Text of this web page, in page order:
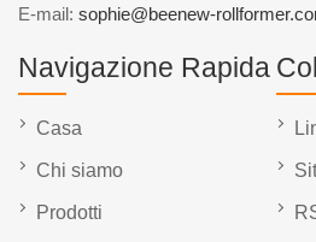
E-mail: sophie@beenew-
Navigazione Rapida
Casa
Chi siamo
Prodotti